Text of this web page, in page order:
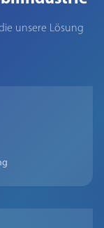
unsere Lösung